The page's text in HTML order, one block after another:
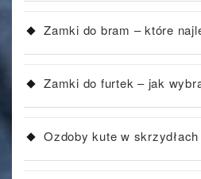
Zamki do bram – które
Zamki do furtek – jak
Ozdoby kute w